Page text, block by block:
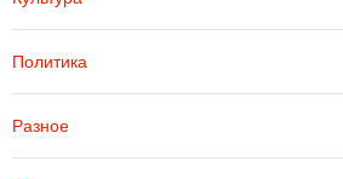
Политика
Разное